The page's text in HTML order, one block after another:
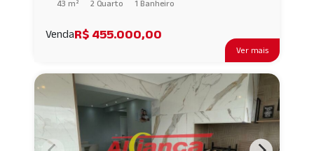
Ver mais
43 m² 2 Quarto 1 Banheiro
VendaR$ 455.000,00